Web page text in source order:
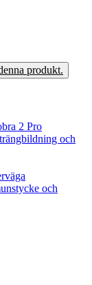
produkt.
2 Pro
och
och